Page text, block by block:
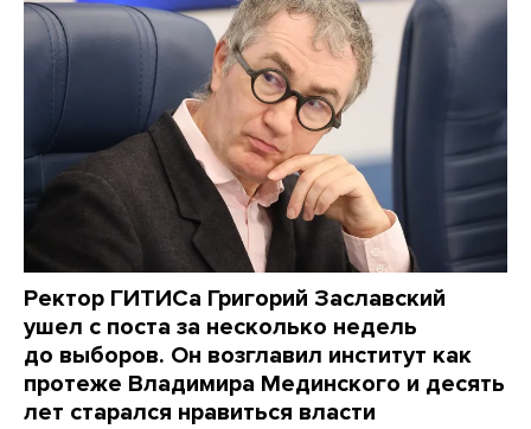
Ректор ГИТИСа Григорий Заславский
ушел с поста за несколько недель
до выборов. Он возглавил институт как
протеже Владимира Мединского и десять
лет старался нравиться власти